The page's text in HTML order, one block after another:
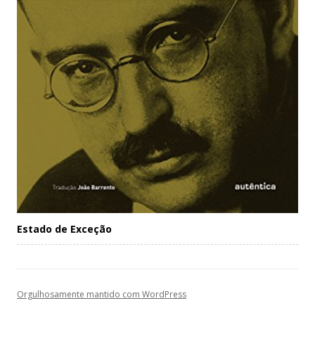
Estado de Exceção
Orgulhosamente mantido com WordPress